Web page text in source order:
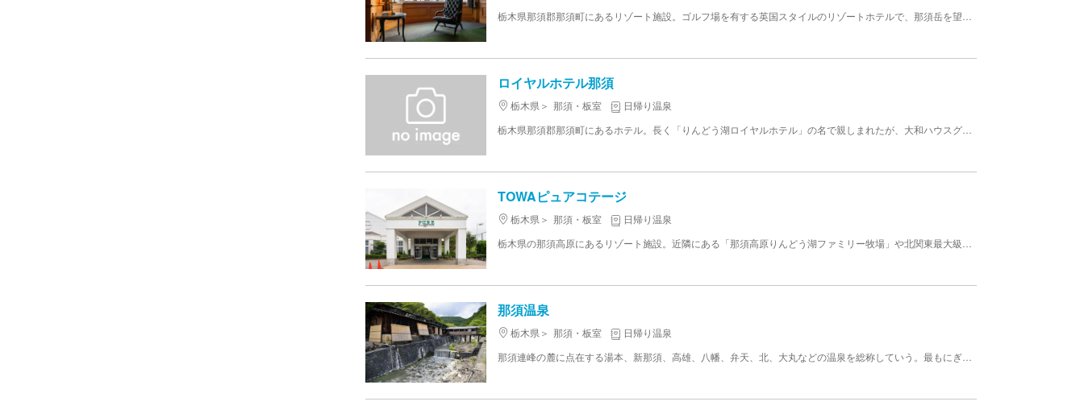
ロイヤルホテル那須
栃木県 那須・板室
日帰り温泉
TOWAピュアコテージ
栃木県 那須・板室
日帰り温泉
那須温泉
栃木県 那須・板室
日帰り温泉